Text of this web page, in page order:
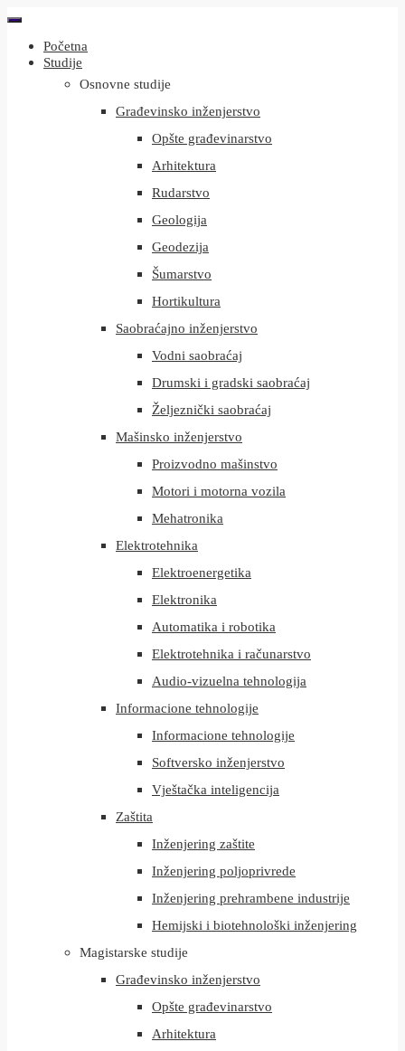
Početna
Studije
Osnovne studije
Građevinsko inženjerstvo
Opšte građevinarstvo
Arhitektura
Rudarstvo
Geologija
Geodezija
Šumarstvo
Hortikultura
Saobraćajno inženjerstvo
Vodni saobraćaj
Drumski i gradski saobraćaj
Željeznički saobraćaj
Mašinsko inženjerstvo
Proizvodno mašinstvo
Motori i motorna vozila
Mehatronika
Elektrotehnika
Elektroenergetika
Elektronika
Automatika i robotika
Elektrotehnika i računarstvo
Audio-vizuelna tehnologija
Informacione tehnologije
Informacione tehnologije
Softversko inženjerstvo
Vještačka inteligencija
Zaštita
Inženjering zaštite
Inženjering poljoprivrede
Inženjering prehrambene industrije
Hemijski i biotehnološki inženjering
Magistarske studije
Građevinsko inženjerstvo
Opšte građevinarstvo
Arhitektura